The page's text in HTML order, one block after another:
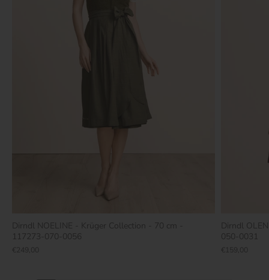
Dirndl NOELINE - Krüger Collection - 70 cm -
117273-070-0056
€249,00
Dirndl
050-0031
€159,00